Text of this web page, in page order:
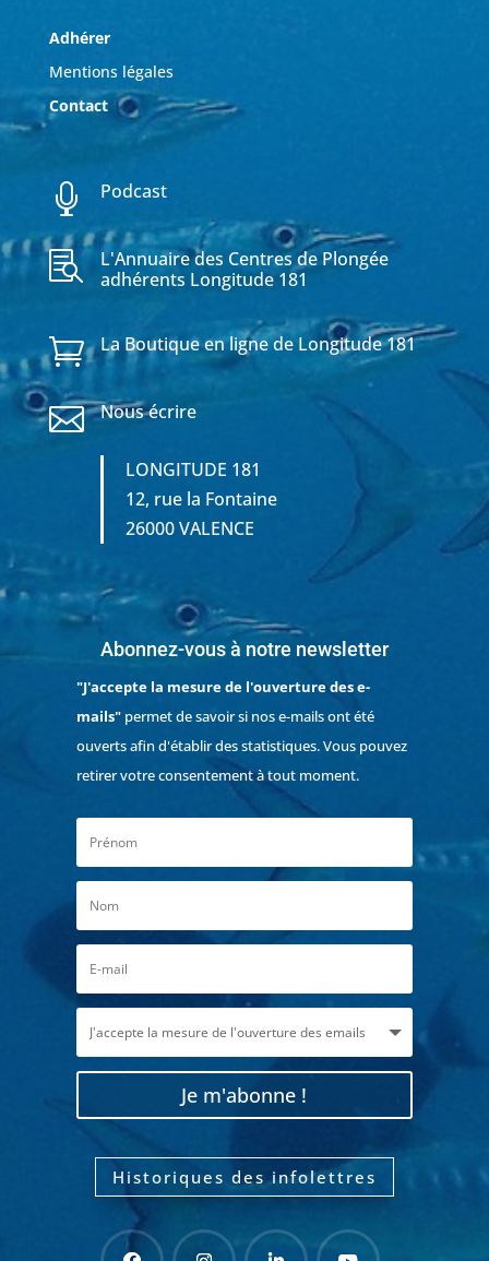
Adhérer
Mentions légales
Contact
 Podcast

L'Annuaire des Centres de Plongée
adhérents Longitude 181
 La Boutique en ligne de Longitude 181
 Nous écrire
LONGITUDE 181
12, rue la Fontaine
26000 VALENCE
Abonnez-vous à notre newsletter
"J'accepte la mesure de l'ouverture des e-
mails"permet de savoir si nos e-mails ont été
ouverts afin d'établir des statistiques. Vous pouvez
retirer votre consentement à tout moment.
Je m'abonne !
Historiques des infolettres